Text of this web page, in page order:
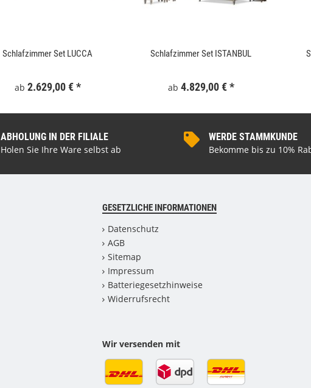
Schlafzimmer Set LUCCA
ab 2.629,00 € *
Schlafzimmer Set ISTANBUL
ab 4.829,00 € *
ABHOLUNG IN DER FILIALE
Holen Sie Ihre Ware selbst ab
WERDE STAMMKUNDE
Bekomme bis zu 10%
GESETZLICHE INFORMATIONEN
Datenschutz
AGB
Sitemap
Impressum
Batteriegesetzhinweise
Widerrufsrecht
Wir versenden mit